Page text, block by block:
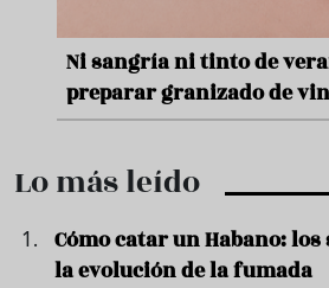
Aceitunas: el aperitivo
verano
Lo más leído
Cómo catar un Habano:
la evolución de la fumada